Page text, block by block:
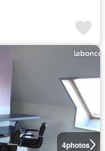
4photos